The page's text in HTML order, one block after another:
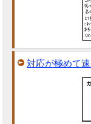
対応が極めて